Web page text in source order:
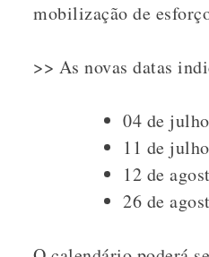
mobilização de
>> As novas datas
04 de
11 de
12 de
26 de